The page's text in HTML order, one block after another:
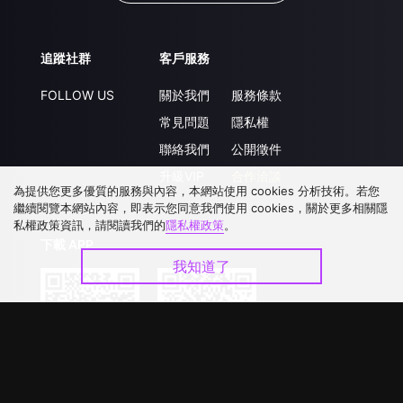
追蹤社群
FOLLOW US
客戶服務
關於我們
常見問題
聯絡我們
服務條款
隱私權
公開徵件
為提供您更多優質的服務與內容，本網站使用 cookies 分析技術。若您
繼續閱覽本網站內容，即表示您同意我們使用 cookies，關於更多相關隱
私權政策資訊，請閱讀我們的隱私權政策。
我知道了